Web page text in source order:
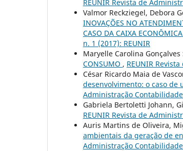
REUNIR Revista de
Valmor Reckziegel, Debora
INOVAÇÕES NO
CASO DA CAIXA ECONÔMICA
n. 1 (2017): REUNIR
Maryelle Carolina Gonçalves
CONSUMO , REUNIR
César Ricardo Maia de
desenvolvimento: o caso de
Administração
Gabriela Bertoletti Johann,
REUNIR Revista de
Auris Martins de Oliveira,
ambientais da geração de
Administração